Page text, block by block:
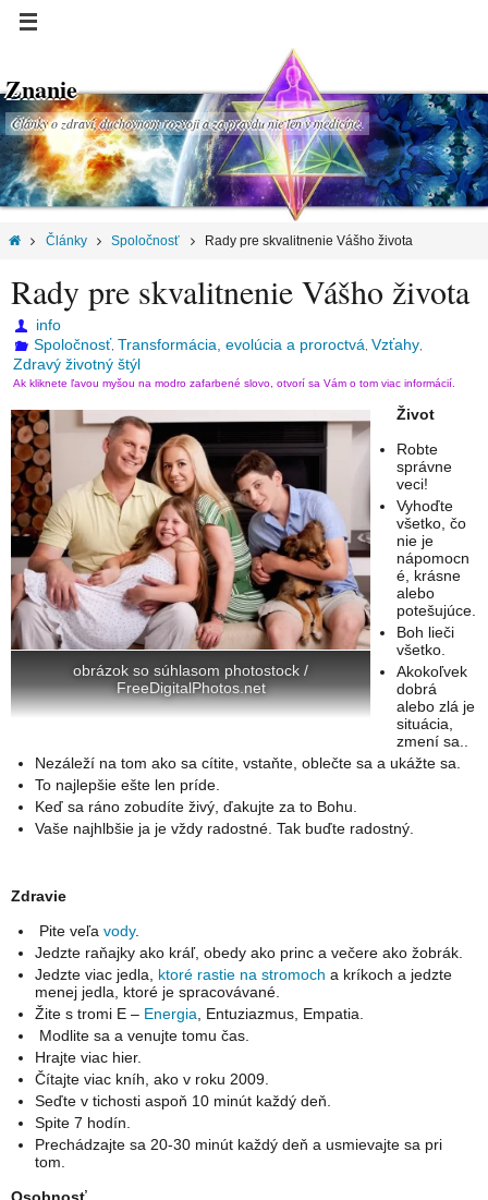
Znanie
Články o zdraví, duchovnom rozvoji a za pravdu nie len v medicíne.
Články Spoločnosť Rady pre skvalitnenie Vášho života
Rady pre skvalitnenie Vášho života
info
Spoločnosť Transformácia, evolúcia a proroctvá Vzťahy
Zdravý životný štýl
Ak kliknete ľavou myšou na modro zafarbené slovo, otvorí sa Vám o tom viac informácií.
obrázok so súhlasom photostock /
FreeDigitalPhotos.net
Život
Robte
správne
veci!
Vyhoďte
všetko, čo
nie je
nápomocn
é, krásne
alebo
potešujúce.
Boh lieči
všetko.
Akokoľvek
dobrá
alebo zlá je
situácia,
zmení sa..
Nezáleží na tom ako sa cítite, vstaňte, oblečte sa a ukážte sa.
To najlepšie ešte len príde.
Keď sa ráno zobudíte živý, ďakujte za to Bohu.
Vaše najhlbšie ja je vždy radostné. Tak buďte radostný.
Zdravie
Pite veľavody.
Jedzte raňajky ako kráľ, obedy ako princ a večere ako žobrák.
Jedzte viac jedla, ktoré rastie na stromoch a kríkoch a jedzte
menej jedla, ktoré je spracovávané.
Žite s tromi E – Energia , Entuziazmus, Empatia.
Modlite sa a venujte tomu čas.
Hrajte viac hier.
Čítajte viac kníh, ako v roku 2009.
Seďte v tichosti aspoň 10 minút každý deň.
Spite 7 hodín.
Prechádzajte sa 20-30 minút každý deň a usmievajte sa pri
tom.